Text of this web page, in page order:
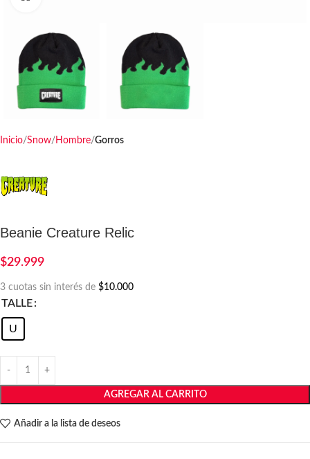
Inicio Snow Hombre Gorros
Beanie Creature Relic
$29.999
3 cuotas sin interés de $10.000
TALLE
U
AGREGAR AL CARRITO
Añadir a la lista de deseos